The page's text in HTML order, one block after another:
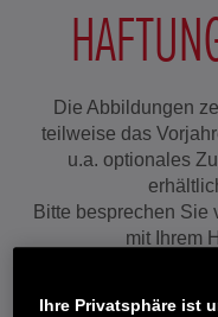
Die Abbildungen
teilweise das
u.a. optionales
Bitte besprechen Sie
mit Ihrem
Ihre Privatsphäre ist